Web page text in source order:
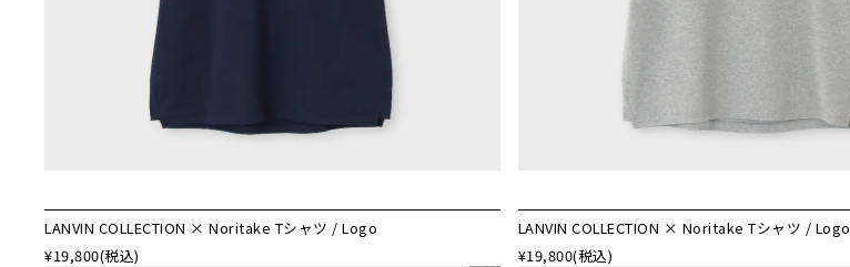
LANVIN COLLECTION × Noritake Tシャツ / Logo
¥19,800(税込)
LANVIN COLLECTION × Noritake Tシャツ / Logo
¥19,800(税込)